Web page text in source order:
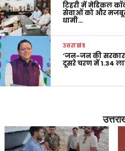
टिहरी में मेडिकल
सेवाओं को और
धामी…
उत्तराखंड
‘जन-जन की
दूसरे चरण में 1.34